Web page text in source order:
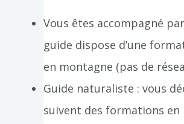
Vous êtes accompagné
guide dispose d’une
en montagne (pas de
Guide naturaliste : vous
suivent des formations en